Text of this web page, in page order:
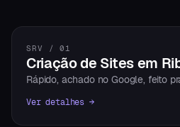
SRV / 01
Criação de Sites em
Rápido, achado no Google, feito
Ver detalhes →